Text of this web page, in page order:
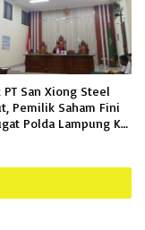
San Xiong Steel
Pemilik Saham Fini
Polda Lampung Ke